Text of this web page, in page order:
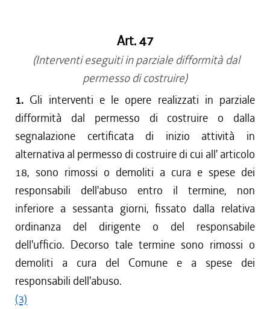
dal 21/12/2017 al 31/12/2017
dal 27/07/2017 al 20/12/2017
dal 21/07/2016 al 26/07/2017
dal 22/10/2015 al 20/04/2016
dal 01/10/2015 al 21/10/2015
dal 11/08/2015 al 30/09/2015
dal 01/01/2015 al 10/08/2015
dal 24/07/2014 al 31/12/2014
dal 01/01/2014 al 23/07/2014
dal 19/12/2013 al 31/12/2013
dal 12/12/2013 al 18/12/2013
dal 11/04/2013 al 11/12/2013
dal 29/12/2012 al 10/04/2013
dal 01/01/2012 al 28/12/2012
dal 09/06/2011 al 31/12/2011
dal 28/10/2010 al 08/06/2011
Art. 47
(Interventi eseguiti in parziale difformità dal
permesso di costruire)
1. Gli interventi e le opere realizzati in parziale
difformità dal permesso di costruire o dalla
segnalazione certificata di inizio attività in
alternativa al permesso di costruire di cui all' articolo
18, sono rimossi o demoliti a cura e spese dei
responsabili dell'abuso entro il termine, non
inferiore a sessanta giorni, fissato dalla relativa
ordinanza del dirigente o del responsabile
dell'ufficio. Decorso tale termine sono rimossi o
demoliti a cura del Comune e a spese dei
responsabili dell'abuso.
(3)